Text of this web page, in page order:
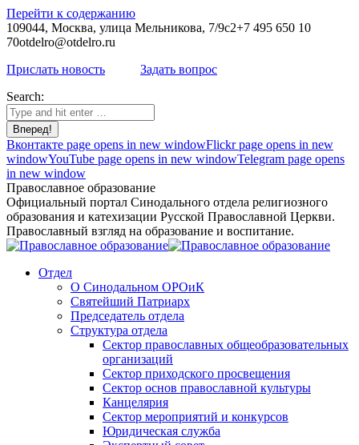
Перейти к содержанию
109044, Москва, улица Мельникова, 7/9с2+7 495 650 10
70otdelro@otdelro.ru
Прислать новость
Задать вопрос
Search:
Вконтакте page opens in new windowFlickr page opens in new
windowYouTube page opens in new windowTelegram page opens
in new window
Православное образование
Официальный портал Синодального отдела религиозного
образования и катехизации Русской Православной Церкви.
Православный взгляд на образование и воспитание.
Отдел
О Синодальном ОРОиК
Святейший Патриарх
Председатель отдела
Структура отдела
Сектор православных общеобразовательных
организаций
Сектор приходского просвещения
Сектор основ православной культуры
Канцелярия
Сектор мероприятий и конкурсов
Юридическая служба